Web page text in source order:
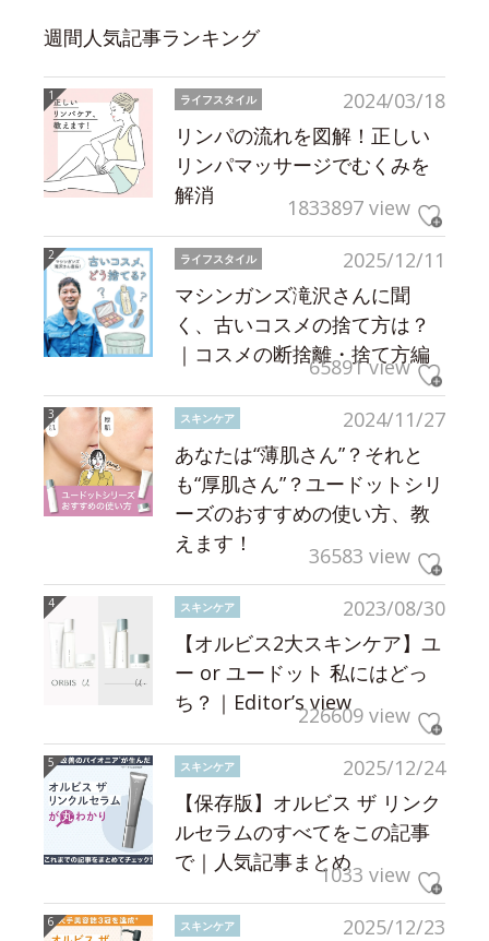
週間人気記事ランキング
2024/03/18
ライフスタイル
リンパの流れを図解！正しい
リンパマッサージでむくみを
解消
1833897 view
2025/12/11
ライフスタイル
マシンガンズ滝沢さんに聞
く、古いコスメの捨て方は？
｜コスメの断捨離・捨て方編
65891 view
2024/11/27
スキンケア
あなたは“薄肌さん”？それと
も“厚肌さん”？ユードットシリ
ーズのおすすめの使い方、教
えます！
36583 view
2023/08/30
スキンケア
【オルビス2大スキンケア】ユ
ー or ユードット 私にはどっ
ち？｜Editor’s view226609 view
2025/12/24
スキンケア
【保存版】オルビス ザ リンク
ルセラムのすべてをこの記事
で｜人気記事まとめ1033 view
2025/12/23
スキンケア